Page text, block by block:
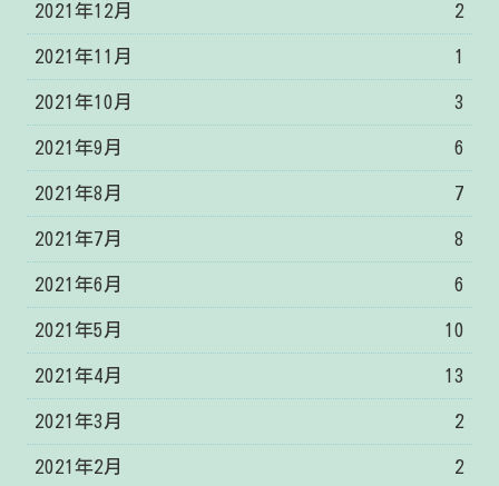
2021年12月 2
2021年11月 1
2021年10月 3
2021年9月 6
2021年8月 7
2021年7月 8
2021年6月 6
2021年5月 10
2021年4月 13
2021年3月 2
2021年2月 2